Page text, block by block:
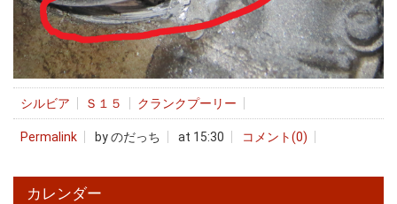
シルビア Ｓ１５ クランクプーリー
Permalink by のだっち at 15:30 コメント(0)
カレンダー